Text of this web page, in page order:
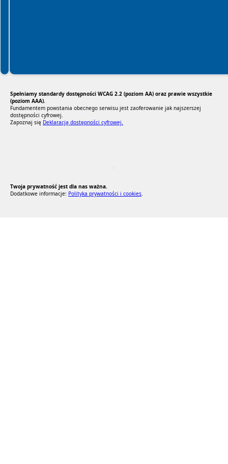
Spełniamy standardy dostępności WCAG 2.2 (poziom AA) oraz prawie wszystkie
(poziom AAA).
Fundamentem powstania obecnego serwisu jest zaoferowanie jak najszerszej
dostępności cyfrowej.
Zapoznaj się Deklaracją dostępności cyfrowej.
Twoja prywatność jest dla nas ważna.
Dodatkowe informacje: Polityka prywatności i cookies.